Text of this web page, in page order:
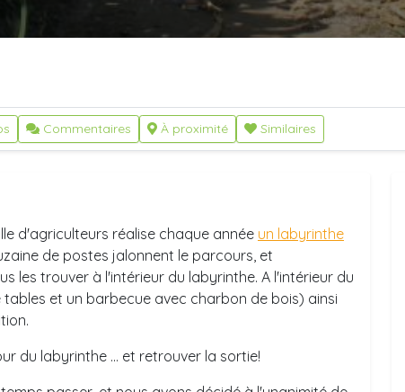
Commentaires À proximité Similaires
d'agriculteurs réalise chaque année un labyrinthe
de postes jalonnent le parcours, et
les trouver à l'intérieur du labyrinthe. A l'intérieur du
et un barbecue avec charbon de bois) ainsi
du labyrinthe ... et retrouver la sortie!